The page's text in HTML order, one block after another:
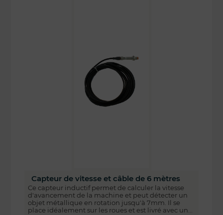
Capteur de vitesse et câble de 6 mètres
Ce capteur inductif permet de calculer la vitesse
d'avancement de la machine et peut détecter un
objet métallique en rotation jusqu'à 7mm. Il se
place idéalement sur les roues et est livré avec un...